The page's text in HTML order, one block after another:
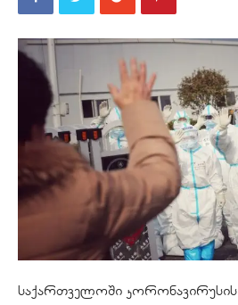
საქართველოში კორონავირუსის